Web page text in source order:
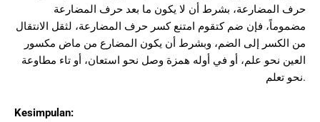
حرف المضارعة، بشرط أن لا يكون ما بعد حرف المضارعة
مضموماً، فإن ضم كتقوم امتنع كسر حرف المضارعة، لثقل الانتقال
من الكسر إلى الضم، وبشرط أن يكون المضارع من ماض مكسور
العين نحو علم، أو في أوله همزة وصل نحو استعان، أو تاء مطاوعة
نحو تعلم.
Kesimpulan: